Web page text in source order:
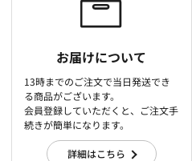
お届けについて
13時までのご注文で当日発送でき
る商品がございます。
会員登録していただくと、ご注文手
続きが簡単になります。
詳細はこちら